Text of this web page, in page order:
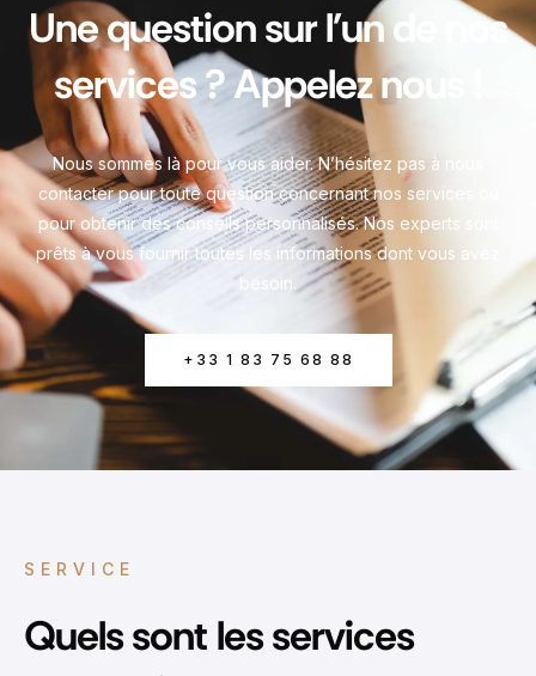
Une question sur l'un de nos
services ? Appelez nous !
Nous sommes là pour vous aider. N’hésitez pas à nous
contacter pour toute question concernant nos services ou
pour obtenir des conseils personnalisés. Nos experts sont
prêts à vous fournir toutes les informations dont vous avez
besoin.
+33 1 83 75 68 88
SERVICE
Quels sont les services